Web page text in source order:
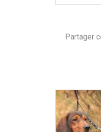
Partager